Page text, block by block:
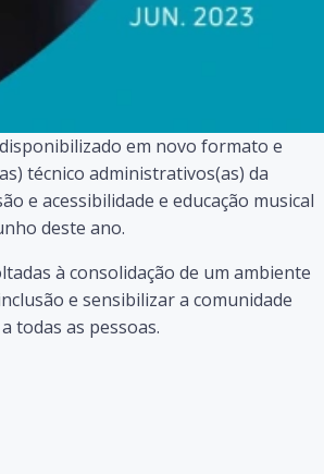
em novo formato e
técnico administrativos(as) da
e acessibilidade e educação musical
deste ano.
à consolidação de um ambiente
e sensibilizar a comunidade
todas as pessoas.